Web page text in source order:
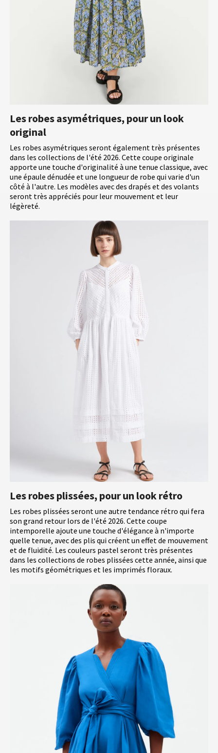
Les robes asymétriques, pour un look
original
Les robes asymétriques seront également très présentes
dans les collections de l'été 2026. Cette coupe originale
apporte une touche d'originalité à une tenue classique, avec
une épaule dénudée et une longueur de robe qui varie d'un
côté à l'autre. Les modèles avec des drapés et des volants
seront très appréciés pour leur mouvement et leur
légèreté.
Les robes plissées, pour un look rétro
Les robes plissées seront une autre tendance rétro qui fera
son grand retour lors de l'été 2026. Cette coupe
intemporelle ajoute une touche d'élégance à n'importe
quelle tenue, avec des plis qui créent un effet de mouvement
et de fluidité. Les couleurs pastel seront très présentes
dans les collections de robes plissées cette année, ainsi que
les motifs géométriques et les imprimés floraux.